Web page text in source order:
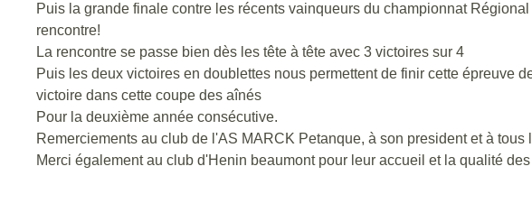
Puis la grande finale contre les récents vainqueurs du championnat
rencontre!
La rencontre se passe bien dès les tête à tête avec 3 victoires sur 4
Puis les deux victoires en doublettes nous permettent de finir cette épreuve
victoire dans cette coupe des aînés
Pour la deuxième année consécutive.
Remerciements au club de l'AS MARCK Petanque, à son president et à
Merci également au club d'Henin beaumont pour leur accueil et la qualité